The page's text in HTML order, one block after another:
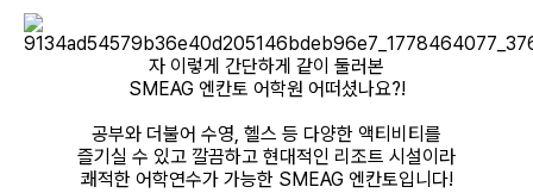
자 이렇게 간단하게 같이 둘러본
SMEAG 엔칸토 어학원 어떠셨나요?!
공부와 더불어 수영, 헬스 등 다양한 액티비티를
즐기실 수 있고 깔끔하고 현대적인 리조트 시설이라
쾌적한 어학연수가 가능한 SMEAG 엔칸토입니다!